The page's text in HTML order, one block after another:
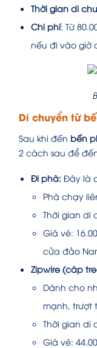
Thời gian di
Chi phí: Từ
nếu đi vào giờ
Di chuyển từ
Sau khi đến bến
2 cách sau để
Đi phà: Đây là
Phà chạy
Thời gian di
Giá vé:
cửa đảo
Zipwire (cáp
Dành cho
mạnh, trượt
Thời gian di
Giá vé: